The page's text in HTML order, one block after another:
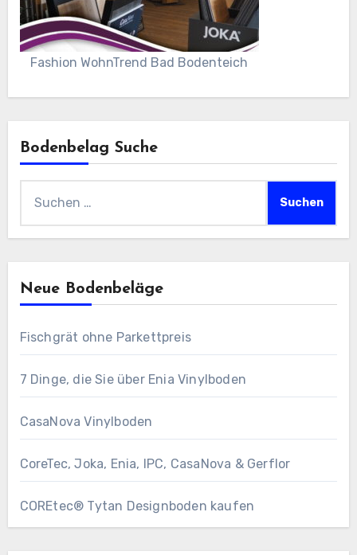
Fashion WohnTrend Bad Bodenteich
Bodenbelag Suche
nach:
Neue Bodenbeläge
Fischgrät ohne Parkettpreis
7 Dinge, die Sie über Enia Vinylboden
CasaNova Vinylboden
CoreTec, Joka, Enia, IPC, CasaNova & Gerflor
COREtec® Tytan Designboden kaufen